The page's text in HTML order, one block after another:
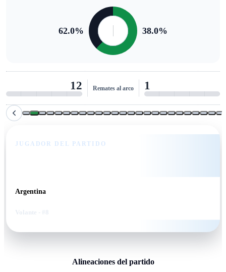
JUGADOR DEL PARTIDO
Argentina
Volante - #8
Alineaciones del partido
62.0% 38.0%
12 Remates al arco 1